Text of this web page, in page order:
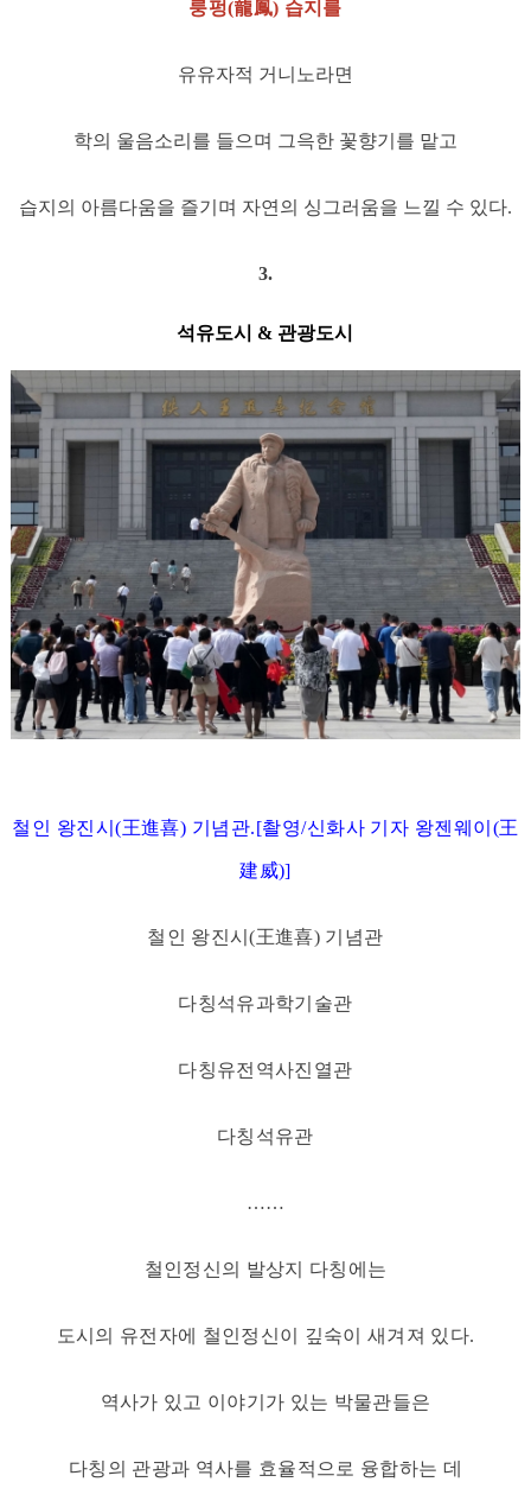
룽펑(龍鳳) 습지를
유유자적 거니노라면
학의 울음소리를 들으며 그윽한 꽃향기를 맡고
습지의 아름다움을 즐기며 자연의 싱그러움을 느낄 수 있다.
3.
석유도시 & 관광도시
철인 왕진시(王進喜) 기념관.[촬영/신화사 기자 왕젠웨이(王
建威)]
철인 왕진시(王進喜) 기념관
다칭석유과학기술관
다칭유전역사진열관
다칭석유관
……
철인정신의 발상지 다칭에는
도시의 유전자에 철인정신이 깊숙이 새겨져 있다.
역사가 있고 이야기가 있는 박물관들은
다칭의 관광과 역사를 효율적으로 융합하는 데